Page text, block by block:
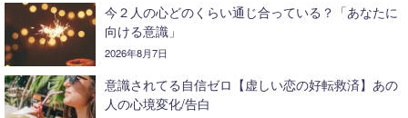
今２人の心どのくらい通じ合っている？「あなたに
向ける意識」
2026年8月7日
意識されてる自信ゼロ【虚しい恋の好転救済】あの
人の心境変化/告白